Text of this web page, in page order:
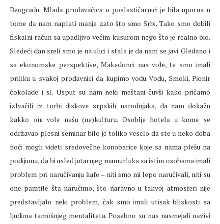
Beogradu. Mlada prodavačica u poslastičarnici je bila uporna u
tome da nam naplati manje zato što smo Srbi. Tako smo dobili
fiskalni račun sa upadljivo većim kusurom nego što je realno bio.
Sledeći dan sreli smo je na ulici i stala je da nam se javi. Gledano i
sa ekonomske perspektive, Makedonci nas vole, te smo imali
priliku u svakoj prodavnici da kupimo vodu Vodu, Smoki, Pionir
čokolade i sl. Usput su nam neki meštani čuvši kako pričamo
izlvačili iz torbi diskove srpskih narodnjaka, da nam dokažu
kakko oni vole našu (ne)kulturu. Osoblje hotela u kome se
održavao plesni seminar bilo je toliko veselo da ste u neko doba
noći mogli videti sredovečne konobarice koje sa nama plešu na
podijumu, da bi usled jutarnjeg mamurluka sa istim osobama imali
problem pri naručivanju kafe – niti smo mi lepo naručivali, niti su
one pamtile šta naručimo, što naravno u takvoj atmosferi nije
predstavljalo neki problem, čak smo imali utisak bliskosti sa
ljudima tamošnjeg mentaliteta. Posebno su nas nasmejali nazivi